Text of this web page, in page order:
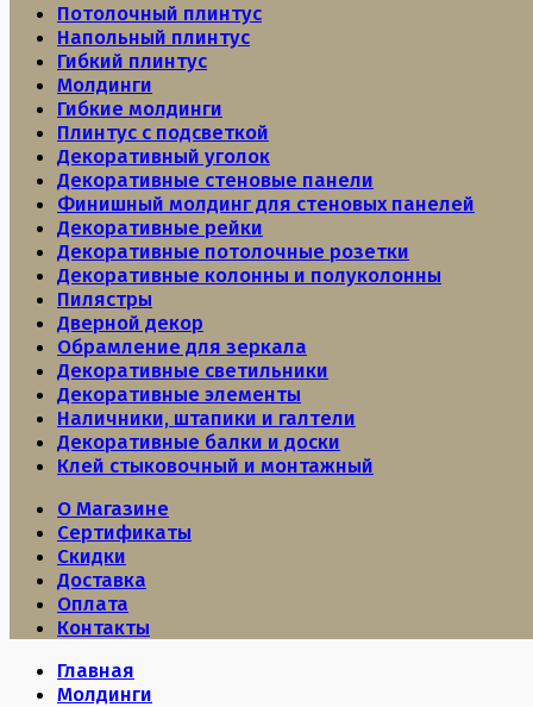
Потолочный плинтус
Напольный плинтус
Гибкий плинтус
Молдинги
Гибкие молдинги
Плинтус с подсветкой
Декоративный уголок
Декоративные стеновые панели
Финишный молдинг для стеновых панелей
Декоративные рейки
Декоративные потолочные розетки
Декоративные колонны и полуколонны
Пилястры
Дверной декор
Обрамление для зеркала
Декоративные светильники
Декоративные элементы
Наличники, штапики и галтели
Декоративные балки и доски
Клей стыковочный и монтажный
О Магазине
Сертификаты
Скидки
Доставка
Оплата
Контакты
Главная
Молдинги